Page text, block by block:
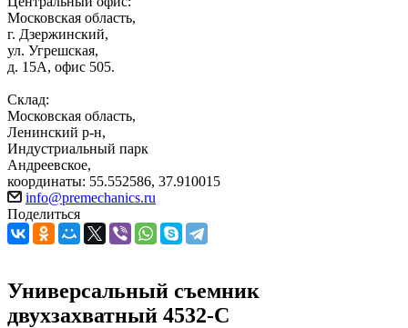
Московская область,
г. Дзержинский,
ул. Угрешская,
д. 15А, офис 505.
Склад:
Московская область,
Ленинский р-н,
Индустриальный парк
Андреевское,
координаты: 55.552586, 37.910015
info@premechanics.ru
Поделиться
Универсальный съемник
двухзахватный 4532-C